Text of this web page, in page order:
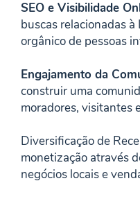
SEO e Visibilidade
buscas relacionadas
orgânico de pessoas
Engajamento da
construir uma
moradores, visitantes
Diversificação de
monetização através
negócios locais e